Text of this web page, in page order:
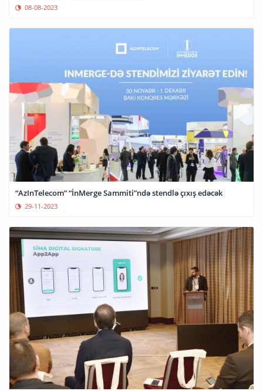
08-08-2023
“AzInTelecom” “İnMerge Sammiti”ndə stendlə çıxış edəcək
29-11-2023